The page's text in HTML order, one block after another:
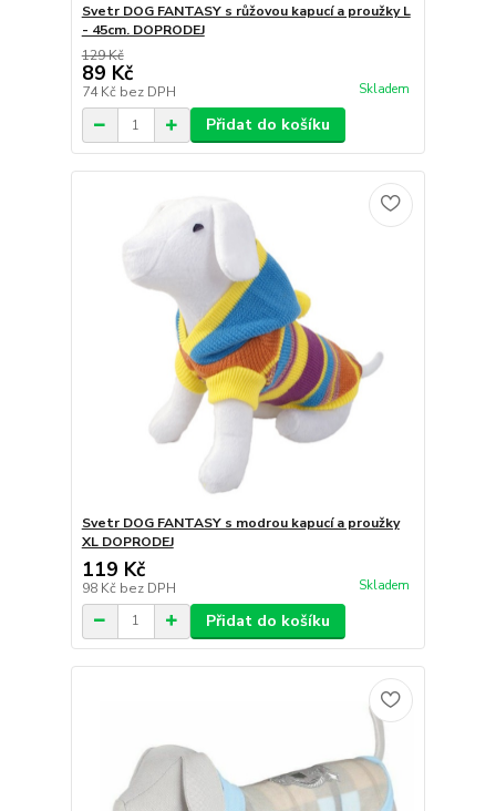
Svetr DOG FANTASY s růžovou kapucí a proužky L
- 45cm. DOPRODEJ
129 Kč
89 Kč
74 Kč bez DPH Skladem
Přidat do košíku
Svetr DOG FANTASY s modrou kapucí a proužky
XL DOPRODEJ
119 Kč
98 Kč bez DPH Skladem
Přidat do košíku